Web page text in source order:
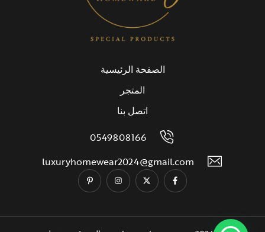
الصفحة الرئيسية
المتجر
اتصل بنا
0549808166
luxuryhomewear2024@gmail.com